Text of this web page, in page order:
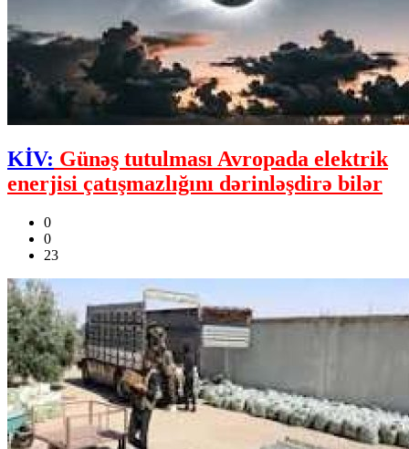
KİV: Günəş tutulması Avropada elektrik
enerjisi çatışmazlığını dərinləşdirə bilər
0
0
23